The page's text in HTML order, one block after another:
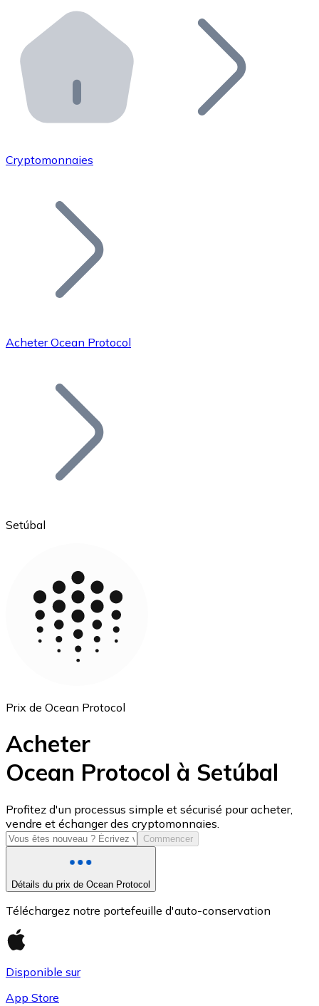
Distributeurs automatiques Bitnovo
Intégrez un ATM Bitnovo dans votre entreprise et
API Bitnovo
Intégrez notre API dans votre écosystème.
Rejoignez notre réseau de distributeurs et
Ajoutez le token de votre projet à notre service
Bitcoin
Ethereum
ETH
USD Coin
USDC
Cryptomonnaies
Acheter Ocean Protocol
Setúbal
Prix de Ocean Protocol
Acheter
Ocean Protocol à Setúbal
Profitez d'un processus simple et sécurisé pour acheter,
vendre et échanger des cryptomonnaies.
Commencer
Détails du prix de Ocean Protocol
Téléchargez notre portefeuille d'auto-conservation
Disponible sur
App Store